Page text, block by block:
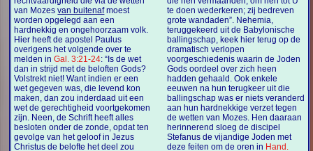
van Mozesvan buitenafmoest
worden opgelegd aan een
hardnekkig en ongehoorzaam volk.
Hier heeft de apostel Paulus
overigens het volgende over te
melden inGal. 3:21-24: “Is de wet
dan in strijd met de beloften Gods?
Volstrekt niet! Want indien er een
wet gegeven was, die levend kon
maken, dan zou inderdaad uit een
wet de gerechtigheid voortgekomen
zijn. Neen, de Schrift heeft alles
besloten onder de zonde, opdat ten
gevolge van het geloof in Jezus
Christus de belofte het deel zou
te doen wederkeren; zij bedreven
grote wandaden”. Nehemia,
teruggekeerd uit de Babylonische
ballingschap, keek hier terug op de
dramatisch verlopen
voorgeschiedenis waarin de Joden
Gods oordeel over zich heen
hadden gehaald. Ook enkele
eeuwen na hun terugkeer uit die
ballingschap was er niets veranderd
aan hun hardnekkige verzet tegen
de wetten van Mozes. Hen daaraan
herinnerend sloeg de discipel
Stefanus de vijandige Joden met
deze feiten om de oren in Hand.